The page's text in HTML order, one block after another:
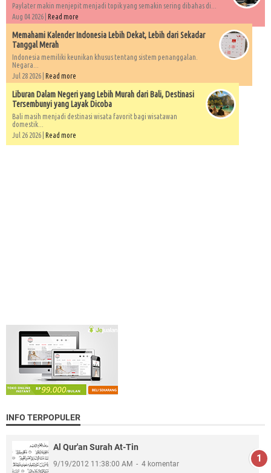
Paylater makin menjepit menjadi topik yang semakin sering dibahas di...
Aug 04 2026 | Read more
Memahami Kalender Indonesia Lebih Dekat, Lebih dari Sekadar
Tanggal Merah
Indonesia memiliki keunikan khusus tentang sistem penanggalan.
Negara...
Jul 28 2026 | Read more
Liburan Dalam Negeri yang Lebih Murah dari Bali, Destinasi
Tersembunyi yang Layak Dicoba
Bali masih menjadi destinasi wisata favorit bagi wisatawan
domestik...
Jul 26 2026 | Read more
INFO TERPOPULER
Al Qur'an Surah At-Tin
9/19/2012 11:38:00 AM 4 komentar